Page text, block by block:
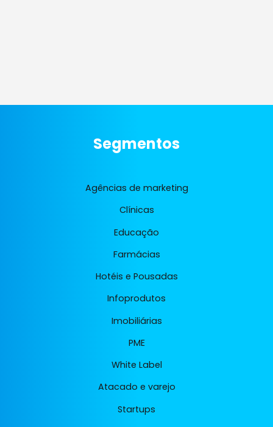
Segmentos
Agências de marketing
Clínicas
Educação
Farmácias
Hotéis e Pousadas
Infoprodutos
Imobiliárias
PME
White Label
Atacado e varejo
Startups